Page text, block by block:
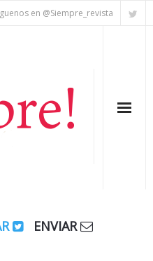
en @Siempre_revista
ENVIAR